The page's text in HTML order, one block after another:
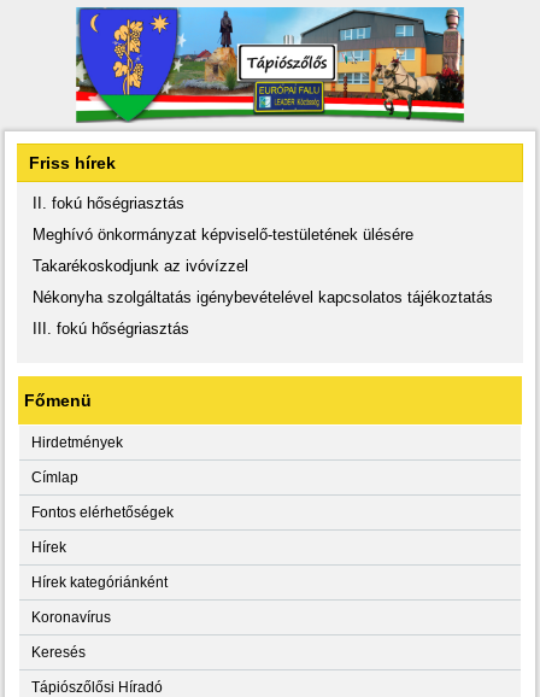
Friss hírek
II. fokú hőségriasztás
Meghívó önkormányzat képviselő-testületének ülésére
Takarékoskodjunk az ivóvízzel
Nékonyha szolgáltatás igénybevételével kapcsolatos tájékoztatás
III. fokú hőségriasztás
Főmenü
Hirdetmények
Címlap
Fontos elérhetőségek
Hírek
Hírek kategóriánként
Koronavírus
Keresés
Tápiószőlősi Híradó